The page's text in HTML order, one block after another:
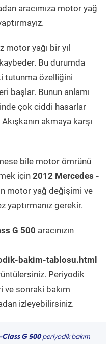
aracımıza motor yağ
motor yağı bir yıl
Bu durumda
tutunma özelliğini
başlar. Bunun anlamı
çok ciddi hasarlar
akmaya karşı
bile motor ömrünü
için 2012 Mercedes -
motor yağ değişimi ve
yaptırmanız gerekir.
G 500 aracınızın
bakim-tablosu.html
Periyodik
ve sonraki bakım
izleyebilirsiniz.
G 500periyodik bakım